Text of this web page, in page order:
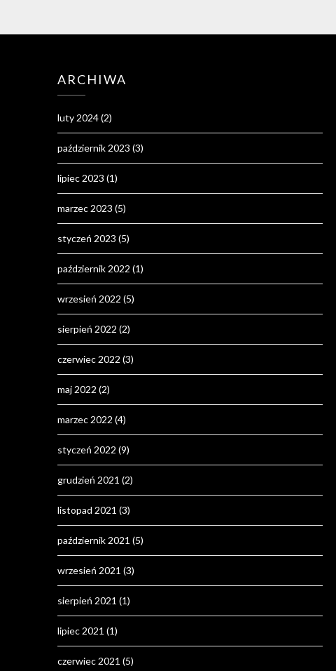
ARCHIWA
luty 2024(2)
październik 2023 (3)
lipiec 2023 (1)
marzec 2023 (5)
styczeń 2023 (5)
październik 2022 (1)
wrzesień 2022 (5)
sierpień 2022 (2)
czerwiec 2022 (3)
maj 2022 (2)
marzec 2022 (4)
styczeń 2022 (9)
grudzień 2021 (2)
listopad 2021 (3)
październik 2021 (5)
wrzesień 2021 (3)
sierpień 2021 (1)
lipiec 2021 (1)
czerwiec 2021 (5)